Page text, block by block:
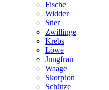
Fische
Widder
Stier
Zwillinge
Krebs
Löwe
Jungfrau
Waage
Skorpion
Schütze